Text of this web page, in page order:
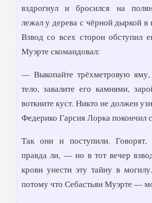
вздрогнул и бросился на
лежал у дерева с чёрной дыркой в
Взвод со всех сторон обступил
Муэрте скомандовал:
— Выкопайте трёхметровую яму,
тело, завалите его камнями,
воткните куст. Никто не должен
Федерико Гарсия Лорка покончил
Так они и поступили.
правда ли, — но в тот вечер
крови унести эту тайну в
потому что Себастьян Муэрте —